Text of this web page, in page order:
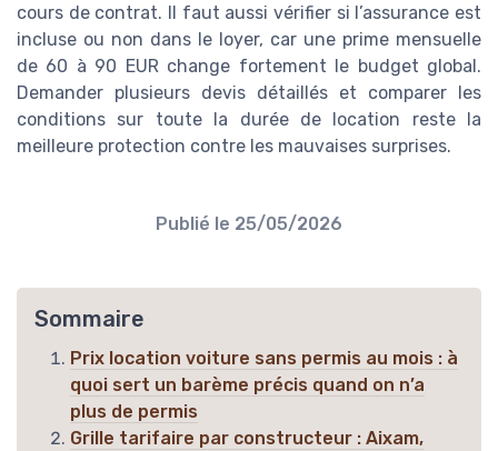
cours de contrat. Il faut aussi vérifier si l’assurance est
incluse ou non dans le loyer, car une prime mensuelle
de 60 à 90 EUR change fortement le budget global.
Demander plusieurs devis détaillés et comparer les
conditions sur toute la durée de location reste la
meilleure protection contre les mauvaises surprises.
Publié le 25/05/2026
Sommaire
Prix location voiture sans permis au mois : à
quoi sert un barème précis quand on n’a
plus de permis
Grille tarifaire par constructeur : Aixam,